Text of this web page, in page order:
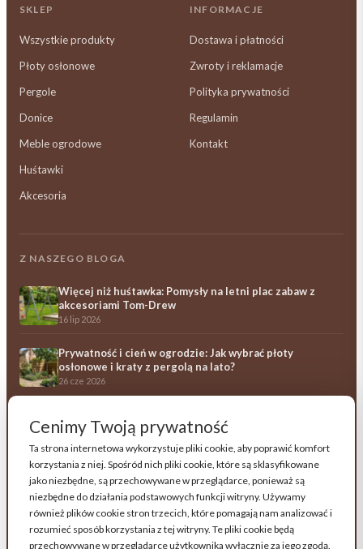
SKLEP
Wszystkie produkty
Płoty osłonowe
Pergole
Donice
Meble ogrodowe
Huśtawki
Akcesoria
INFORMACJE
Dostawa i płatności
Zwroty i reklamacje
Polityka prywatności
Regulamin
Kontakt
Z NASZEGO BLOGA
Więcej niż huśtawka: Pomysły na letni plac zabaw z
akcesoriami Tom-Drew
16 lip 2026
Prywatność i cień w ogrodzie: Jak wybrać płoty
osłonowe i kraty z pergolą na lato?
26 cze 2026
po opłacalności i trwałości
23 cze 2026
Wszystkie artykuły →
Obserwuj Tom-Drew na Facebooku
Cenimy Twoją prywatność
Ta strona internetowa wykorzystuje pliki cookie, aby poprawić komfort
korzystania z niej. Spośród nich pliki cookie, które są sklasyfikowane
jako niezbędne, są przechowywane w przeglądarce, ponieważ są
niezbędne do działania podstawowych funkcji witryny. Używamy
również plików cookie stron trzecich, które pomagają nam analizować i
rozumieć sposób korzystania z tej witryny. Te pliki cookie będą
przechowywane w przeglądarce użytkownika wyłącznie za jego zgodą.